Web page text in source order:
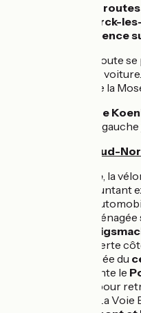
portions sur routes
de rive entre Sierck-
Prudence
, la véloroute
en voie verte sans
Bleue - Chemin de la
Depuis l'écluse de
aménagée en rive
Parcours Sens Sud-
Thionville, la
en empruntant
sans circulation
alternative est
écluse de
rejoindre la voie verte
Après une traversée du
l'itinéraire emprunte le
section de route pour
gauche, balisée « La